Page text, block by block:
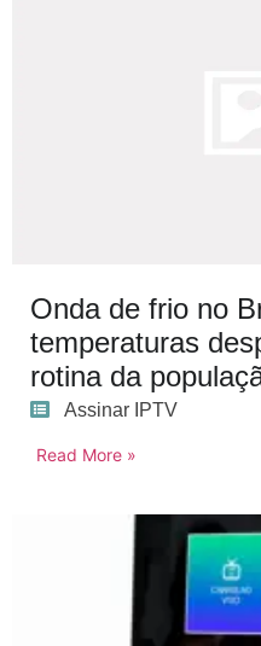
Onda de frio no
temperaturas
rotina da
Assinar IPTV
Read More »